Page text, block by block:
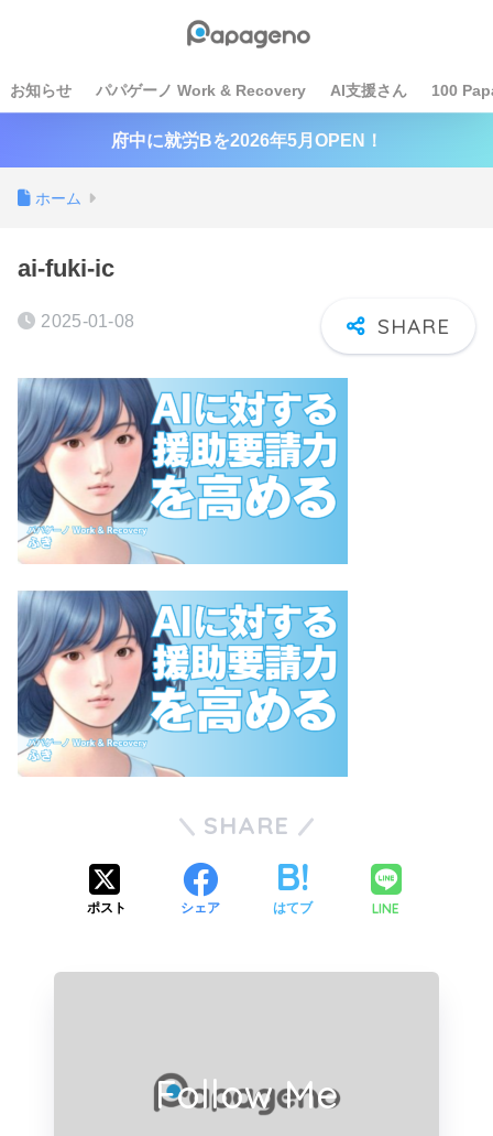
お知らせ パパゲーノ Work & Recovery AI支援さん 100
府中に就労Bを2026年5月OPEN！
ホーム
ai-fuki-ic
2025-01-08
SHARE
ポスト シェア はてブ LINE
Follow Me